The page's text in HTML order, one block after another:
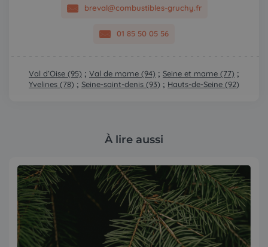
breval@combustibles-gruchy.fr
01 85 50 05 56
Val d’Oise (95) ; Val de marne (94) ; Seine et marne (77) ;
Yvelines (78) ; Seine-saint-denis (93) ; Hauts-de-Seine (92)
À lire aussi